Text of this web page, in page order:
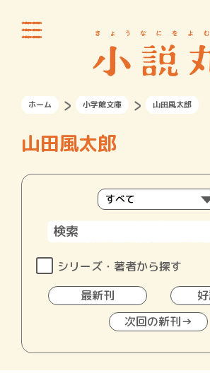
ホーム 小学館文庫 山田風太郎
山田風太郎
シリーズ・著者から探す
最新刊
次回の新刊→